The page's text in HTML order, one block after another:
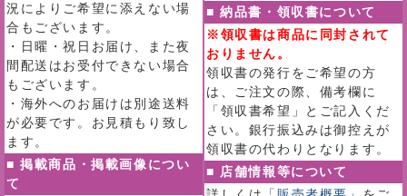
況によりご希望に添えない場
合もございます。
・日曜・祝日お届け、また夜
間配送はお受付できない場合
もございます。
・海外へのお届けは別途送料
が必要です。お見積もり致し
ます。
■ 掲載商品・掲載画像につい
て
■ 納品書・領収書について
※領収書は商品に同封されて
おりません。
領収書の発行をご希望の方
は、ご注文の際、備考欄に
「領収書希望」とご記入くだ
さい。銀行振込みは御控えが
領収書の代わりとなります。
■ 店舗情報等について